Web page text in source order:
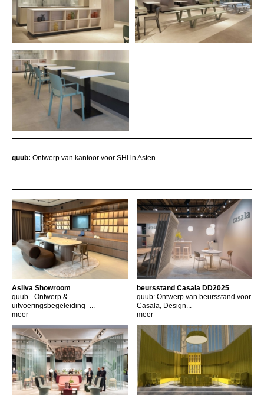
quub: Ontwerp van kantoor voor SHI in Asten
Asilva Showroom
quub - Ontwerp &
uitvoeringsbegeleiding -...
meer
beursstand Casala DD2025
quub: Ontwerp van beursstand voor
Casala, Design...
meer